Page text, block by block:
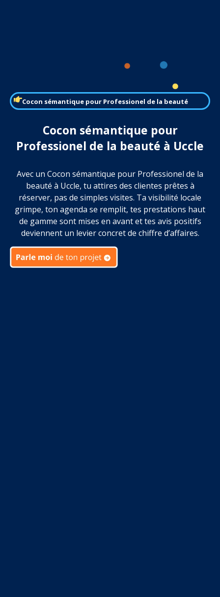
Cocon sémantique pour Professionel de la beauté
Cocon sémantique pour
Professionel de la beauté à Uccle
Avec un Cocon sémantique pour Professionel de la
beauté à Uccle, tu attires des clientes prêtes à
réserver, pas de simples visites. Ta visibilité locale
grimpe, ton agenda se remplit, tes prestations haut
de gamme sont mises en avant et tes avis positifs
deviennent un levier concret de chiffre d’affaires.